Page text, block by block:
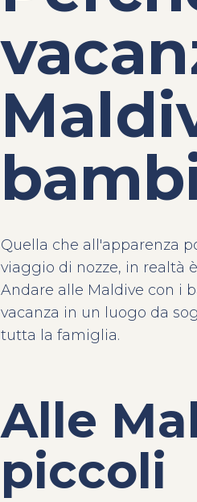
Quella che all'apparenza
viaggio di nozze, in realtà
Andare alle Maldive con i
vacanza in un luogo da
tutta la famiglia.
Alle
piccoli